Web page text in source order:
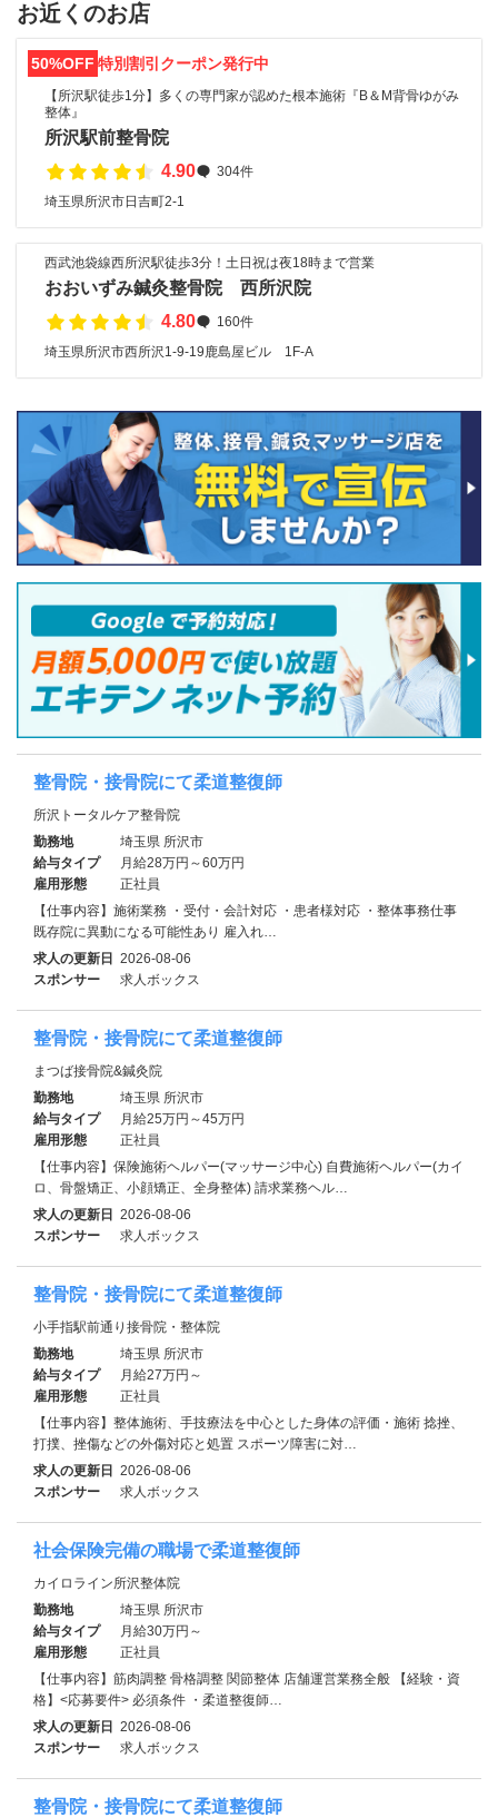
お近くのお店
50%OFF 特別割引クーポン発行中
【所沢駅徒歩1分】多くの専門家が認めた根本施術『B＆M背骨ゆがみ
整体』
所沢駅前整骨院
4.90
304件
埼玉県所沢市日吉町2-1
西武池袋線西所沢駅徒歩3分！土日祝は夜18時まで営業
おおいずみ鍼灸整骨院 西所沢院
4.80
160件
埼玉県所沢市西所沢1-9-19鹿島屋ビル 1F-A
整骨院・接骨院にて柔道整復師
所沢トータルケア整骨院
勤務地
埼玉県 所沢市
給与タイプ
月給28万円～60万円
雇用形態
正社員
【仕事内容】施術業務 ・受付・会計対応 ・患者様対応 ・整体事務仕事
既存院に異動になる可能性あり 雇入れ…
求人の更新日 2026-08-06
スポンサー
求人ボックス
整骨院・接骨院にて柔道整復師
まつば接骨院&鍼灸院
勤務地
埼玉県 所沢市
給与タイプ
月給25万円～45万円
雇用形態
正社員
【仕事内容】保険施術ヘルパー(マッサージ中心) 自費施術ヘルパー(カイ
ロ、骨盤矯正、小顔矯正、全身整体) 請求業務ヘル…
求人の更新日 2026-08-06
スポンサー
求人ボックス
整骨院・接骨院にて柔道整復師
小手指駅前通り接骨院・整体院
勤務地
埼玉県 所沢市
給与タイプ
月給27万円～
雇用形態
正社員
【仕事内容】整体施術、手技療法を中心とした身体の評価・施術 捻挫、
打撲、挫傷などの外傷対応と処置 スポーツ障害に対…
求人の更新日 2026-08-06
スポンサー
求人ボックス
社会保険完備の職場で柔道整復師
カイロライン所沢整体院
勤務地
埼玉県 所沢市
給与タイプ
月給30万円～
雇用形態
正社員
【仕事内容】筋肉調整 骨格調整 関節整体 店舗運営業務全般 【経験・資
格】<応募要件> 必須条件 ・柔道整復師…
求人の更新日 2026-08-06
スポンサー
求人ボックス
整骨院・接骨院にて柔道整復師